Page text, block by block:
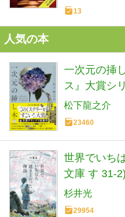
13
人気の本
一次元の挿
ス』大賞シ
松下龍之介
23460
世界でいち
文庫 す 31-2)
杉井光
29954